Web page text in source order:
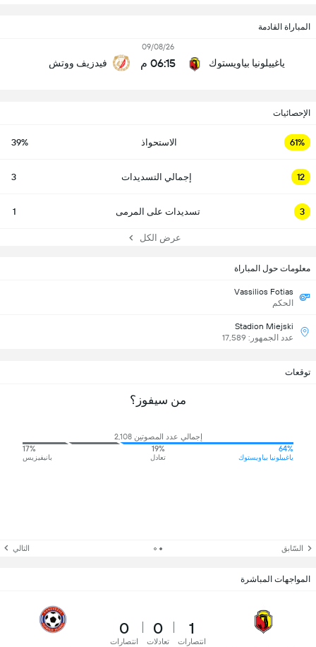
المباراة القادمة
ياغييلونيا بياويستوك
09/08/26
06:15 م فيدزيف ووتش
الإحصائيات
61% الاستحواذ 39%
12 إجمالي التسديدات 3
3 تسديدات على المرمى 1
عرض الكل
معلومات حول المباراة
Vassilios Fotias
الحكم
Stadion Miejski
عدد الجمهور: 17,589
توقعات
من سيفوز؟
إجمالي عدد المصوتين 2,108
64%
ياغييلونيا بياويستوك
19%
تعادل
17%
بانيفيزيس
السّابق التالي
المواجهات المباشرة
1
انتصارات
0
تعادلات
0
انتصارات